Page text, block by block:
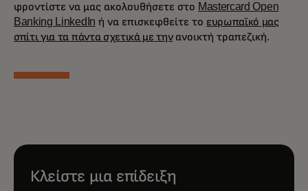
φροντίστε να μας ακολουθήσετε στο Mastercard Open
Banking LinkedIn ή να επισκεφθείτε το ευρωπαϊκό μας
σπίτι για τα πάντα σχετικά με τηνανοικτή τραπεζική.
Κλείστε μια επίδειξη